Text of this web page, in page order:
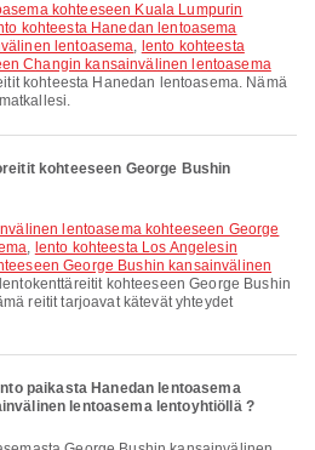
kohteesta Hanedan lentoasema
lentoasema, lento kohteesta
Changin kansainvälinen lentoasema
kohteesta Hanedan lentoasema. Nämä
kohteeseen George Bushin
, lento kohteesta Los Angelesin
George Bushin kansainvälinen
kohteeseen George Bushin
reitit tarjoavat kätevät yhteydet
paikasta Hanedan lentoasema
lentoasema lentoyhtiöllä ?